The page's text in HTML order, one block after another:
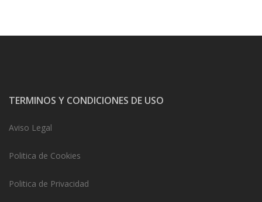
TERMINOS Y CONDICIONES DE USO
Aviso Legal
Politica de Cookies
Politica de Privacidad